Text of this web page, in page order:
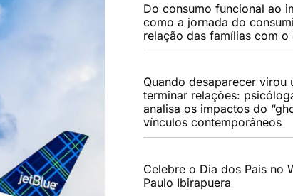
Do consumo funcional ao
como a jornada do
relação das famílias com o
Quando desaparecer virou
terminar relações:
analisa os impactos do
vínculos contemporâneos
Celebre o Dia dos Pais no
Paulo Ibirapuera